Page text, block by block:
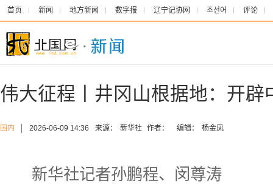
首页 新闻 地方新闻 数字报 辽宁记协网 조선어 评论
伟大征程丨井冈山根据地：开辟
国内 2026-06-09 14:36 来源： 新华社 作者： 编辑： 杨金凤
新华社记者孙鹏程、闵尊涛